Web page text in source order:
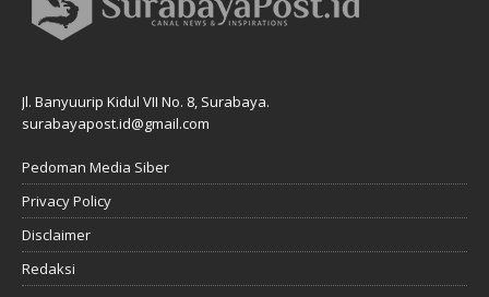
Jl. Banyuurip Kidul VII No. 8, Surabaya.
surabayapost.id@gmail.com
Pedoman Media Siber
Privacy Policy
Disclaimer
Redaksi